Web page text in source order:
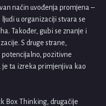
način uvođenja promjena –
u organizaciji stvara se
Također, gubi se znanje i
S druge strane,
potencijalno, pozitivne
je ta izreka primjenjiva kao
Box Thinking, drugačije